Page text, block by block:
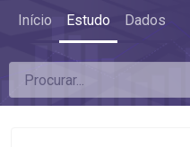
Início Estudo Dados